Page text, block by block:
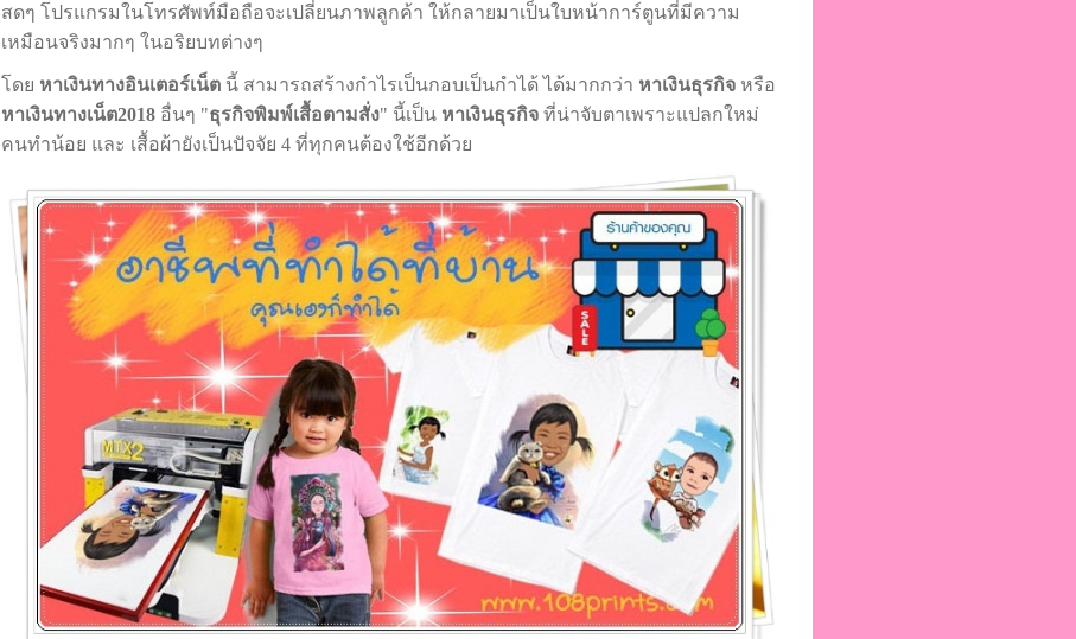
สดๆ โปรแกรมในโทรศัพท์มือถือจะเปลี่ยนภาพลูกค้า ให้กลายมาเป็นใบหน้าการ์ตูนที่มีความ
เหมือนจริงมากๆ ในอริยบทต่างๆ
โดย หาเงินทางอินเตอร์เน็ต นี้ สามารถสร้างกำไรเป็นกอบเป็นกำได้ ได้มากกว่า หาเงินธุรกิจหรือ
หาเงินทางเน็ต2018อื่นๆ "ธุรกิจพิมพ์เสื้อตามสั่ง" นี้เป็น หาเงินธุรกิจที่น่าจับตาเพราะแปลกใหม่
คนทำน้อย และ เสื้อผ้ายังเป็นปัจจัย 4 ที่ทุกคนต้องใช้อีกด้วย